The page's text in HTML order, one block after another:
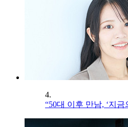
4.
“50대 이후 만남, ‘지